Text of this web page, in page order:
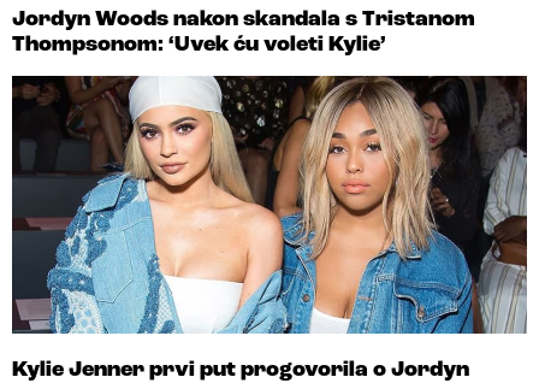
Jordyn Woods nakon skandala s Tristanom
Thompsonom: ‘Uvek ću voleti Kylie’
Kylie Jenner prvi put progovorila o Jordyn